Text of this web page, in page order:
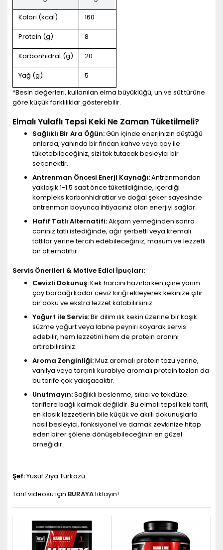
Kalori (kcal) 160
Protein (g) 8
Karbonhidrat (g) 20
Yağ (g)
5
*Besin değerleri, kullanılan elma büyüklüğü, un ve süt türüne
göre küçük farklılıklar gösterebilir.
Elmalı Yulaflı Tepsi Keki Ne Zaman Tüketilmeli?
Sağlıklı Bir Ara Öğün:Gün içinde enerjinizin düştüğü
anlarda, yanında bir fincan kahve veya çay ile
tüketebileceğiniz, sizi tok tutacak besleyici bir
seçenektir.
Antrenman Öncesi Enerji Kaynağı:Antrenmandan
yaklaşık 1-1.5 saat önce tüketildiğinde, içerdiği
kompleks karbonhidratlar ve doğal şeker sayesinde
antrenman boyunca ihtiyacınız olan enerjiyi sağlar.
Hafif Tatlı Alternatifi:Akşam yemeğinden sonra
canınız tatlı istediğinde, ağır şerbetli veya kremalı
tatlılar yerine tercih edebileceğiniz, masum ve lezzetli
bir alternatiftir.
Servis Önerileri & Motive Edici İpuçları:
Cevizli Dokunuş:Kek harcını hazırlarken içine yarım
çay bardağı kadar ceviz kırığı ekleyerek kekinize çıtır
bir doku ve ekstra lezzet katabilirsiniz.
Yoğurt ile Servis:Bir dilim ılık kekin üzerine bir kaşık
süzme yoğurt veya labne peyniri koyarak servis
edebilir, hem lezzetini hem de protein oranını
artırabilirsiniz.
Aroma Zenginliği:Muz aromalı protein tozu yerine,
vanilya veya tarçınlı kurabiye aromalı protein tozları da
bu tarife çok yakışacaktır.
Unutmayın:Sağlıklı beslenme, sıkıcı ve tekdüze
tariflere bağlı kalmak değildir. Bu elmalı tepsi keki tarifi,
en klasik lezzetlerin bile küçük ve akıllı dokunuşlarla
nasıl besleyici, fonksiyonel ve damak zevkinize hitap
eden birer şölene dönüşebileceğinin en güzel
örneğidir.
Şef:Yusuf Ziya Türközü
Tarif videosu için BURAYAtıklayın!